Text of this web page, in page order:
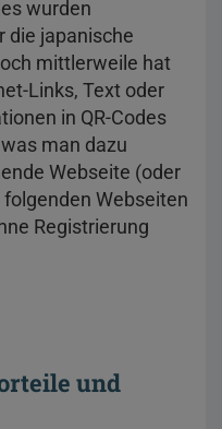
wurden
die japanische
mittlerweile hat
Links, Text oder
in QR-Codes
man dazu
Webseite (oder
Webseiten
Registrierung
und